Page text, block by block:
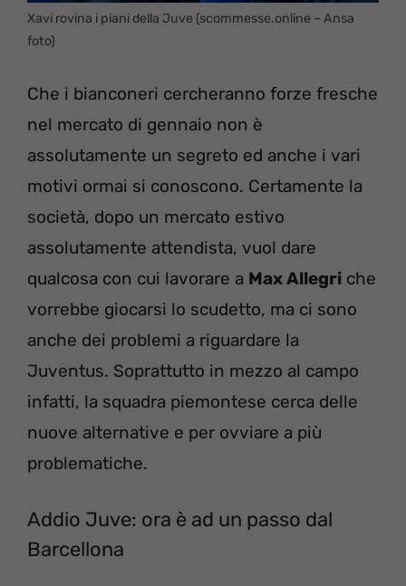
Xavi rovina i piani della Juve (scommesse.online – Ansa
foto)
Che i bianconeri cercheranno forze fresche
nel mercato di gennaio non è
assolutamente un segreto ed anche i vari
motivi ormai si conoscono. Certamente la
società, dopo un mercato estivo
assolutamente attendista, vuol dare
qualcosa con cui lavorare a Max Allegri che
vorrebbe giocarsi lo scudetto, ma ci sono
anche dei problemi a riguardare la
Juventus. Soprattutto in mezzo al campo
infatti, la squadra piemontese cerca delle
nuove alternative e per ovviare a più
problematiche.
Addio Juve: ora è ad un passo dal
Barcellona